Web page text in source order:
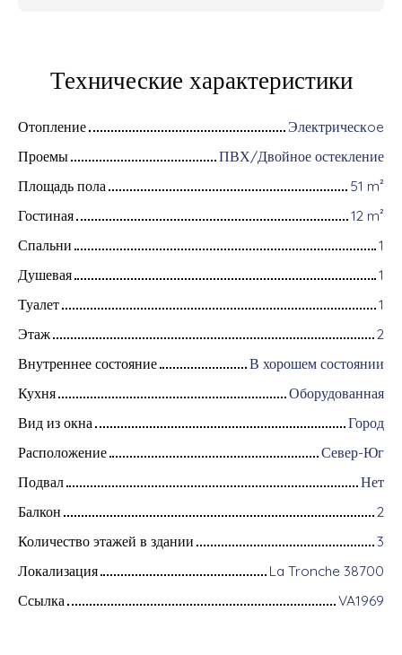
Технические характеристики
Отопление
Электрическoe
Проемы
ПВХ/Двойное остекление
Площадь пола
51 m²
Гостиная
12 m²
Спальни
1
Душевая
1
Туалет
1
Этаж
2
Внутреннее состояние
В хорошем состоянии
Кухня
Оборудованная
Вид из окна
Город
Расположение
Север-Юг
Подвал
Нет
Балкон
2
Количество этажей в здании
3
Локализация
La Tronche 38700
Ссылка
VA1969